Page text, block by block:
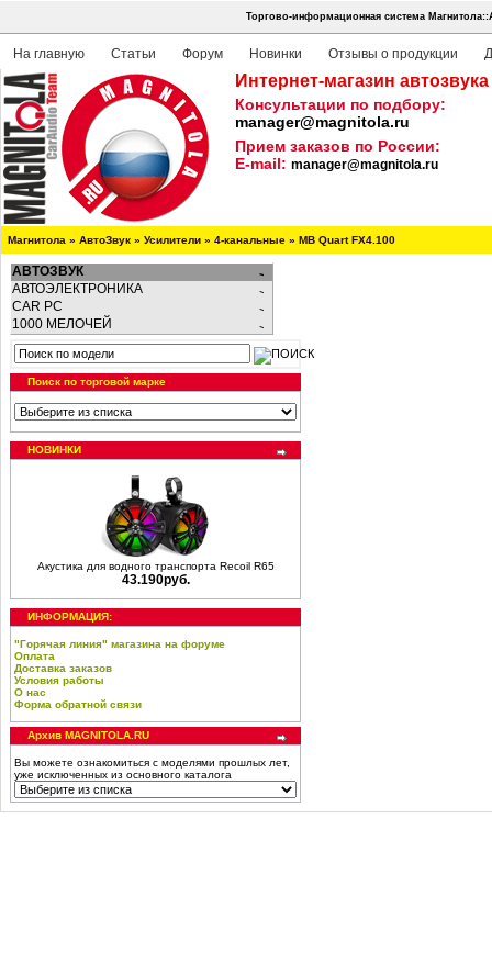
Торгово-информационная система
На главную Статьи Форум Новинки Отзывы о продукции
Интернет-магазин
Консультации по подбору:
manager@magnitola.ru
Прием заказов по России:
E-mail: manager@magnitola.ru
Магнитола » АвтоЗвук » Усилители » 4-канальные » MB Quart FX4.100
АВТОЗВУК
АВТОЭЛЕКТРОНИКА
CAR PC
1000 МЕЛОЧЕЙ
Поиск по торговой марке
НОВИНКИ
Акустика для водного транспорта Recoil R65
43.190руб.
ИНФОРМАЦИЯ:
"Горячая линия" магазина на форуме
Оплата
Доставка заказов
Условия работы
О нас
Форма обратной связи
Архив MAGNITOLA.RU
Вы можете ознакомиться с моделями прошлых лет,
уже исключенных из основного каталога